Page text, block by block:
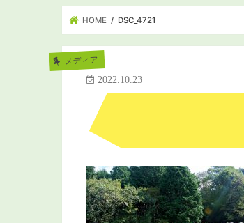
HOME DSC_4721
メディア
2022.10.23